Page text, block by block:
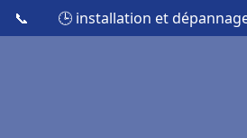
📞 🕒 installation et